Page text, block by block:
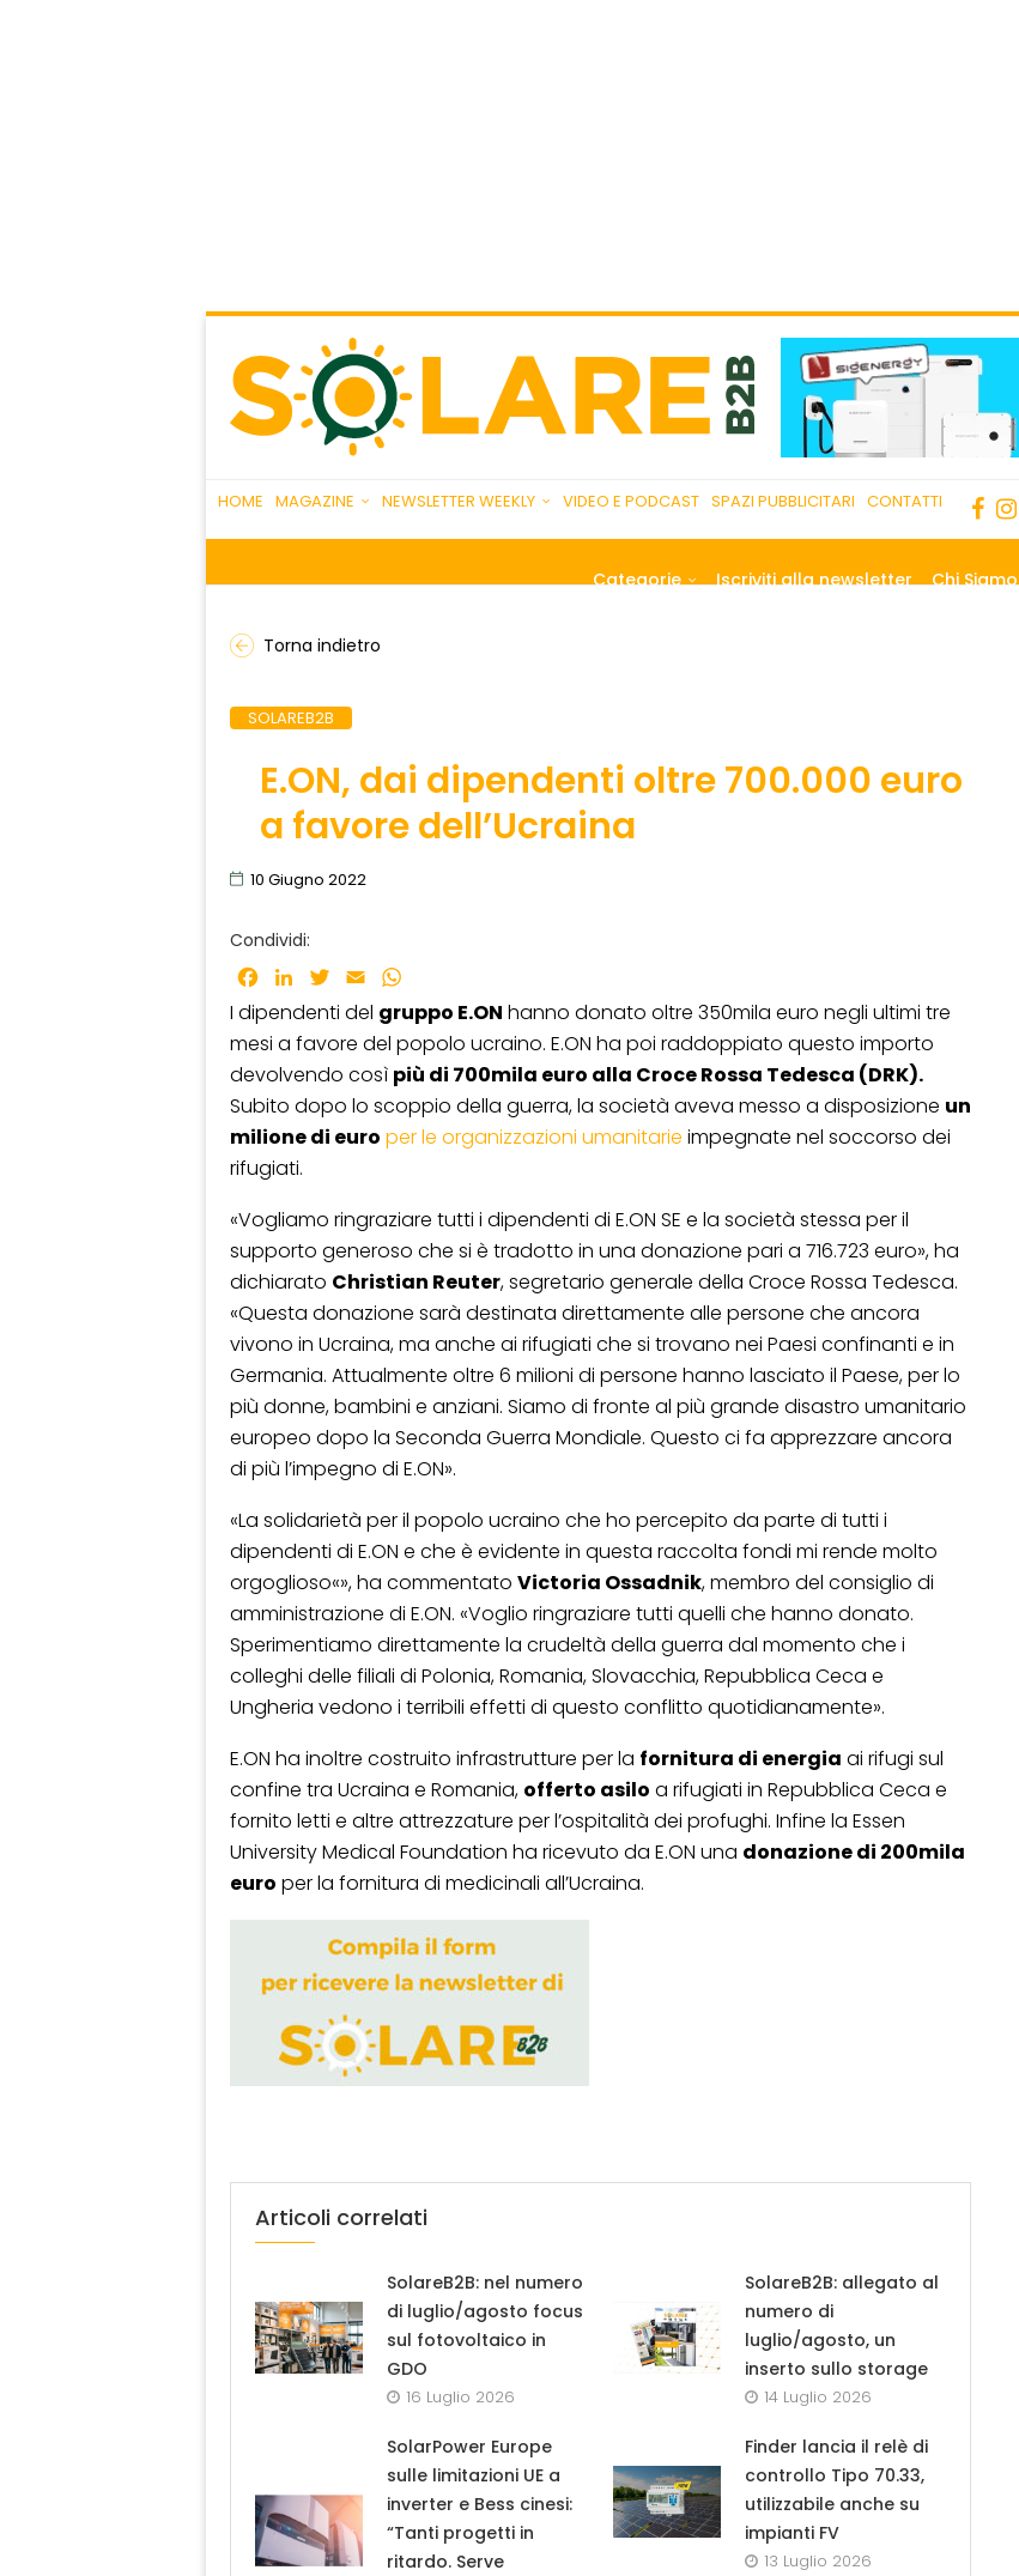
HOME MAGAZINE NEWSLETTER WEEKLY VIDEO E PODCAST SPAZI PUBBLICITARI CONTATTI
Categorie Iscriviti alla newsletter Chi Siamo
Torna indietro
SOLAREB2B
E.ON, dai dipendenti oltre 700.000 euro
a favore dell’Ucraina
10 Giugno 2022
Condividi:
Facebook
LinkedInTwitter
Email
I dipendenti del gruppo E.ON hanno donato oltre 350mila euro negli ultimi tre
mesi a favore del popolo ucraino. E.ON ha poi raddoppiato questo importo
devolvendo così più di 700mila euro alla Croce Rossa Tedesca (DRK).
Subito dopo lo scoppio della guerra, la società aveva messo a disposizione un
milione di euro per le organizzazioni umanitarie impegnate nel soccorso dei
rifugiati.
«Vogliamo ringraziare tutti i dipendenti di E.ON SE e la società stessa per il
supporto generoso che si è tradotto in una donazione pari a 716.723 euro», ha
dichiarato Christian Reuter, segretario generale della Croce Rossa Tedesca.
«Questa donazione sarà destinata direttamente alle persone che ancora
vivono in Ucraina, ma anche ai rifugiati che si trovano nei Paesi confinanti e in
Germania. Attualmente oltre 6 milioni di persone hanno lasciato il Paese, per lo
più donne, bambini e anziani. Siamo di fronte al più grande disastro umanitario
europeo dopo la Seconda Guerra Mondiale. Questo ci fa apprezzare ancora
di più l’impegno di E.ON».
«La solidarietà per il popolo ucraino che ho percepito da parte di tutti i
dipendenti di E.ON e che è evidente in questa raccolta fondi mi rende molto
orgoglioso«», ha commentato Victoria Ossadnik, membro del consiglio di
amministrazione di E.ON. «Voglio ringraziare tutti quelli che hanno donato.
Sperimentiamo direttamente la crudeltà della guerra dal momento che i
colleghi delle filiali di Polonia, Romania, Slovacchia, Repubblica Ceca e
Ungheria vedono i terribili effetti di questo conflitto quotidianamente».
E.ON ha inoltre costruito infrastrutture per la fornitura di energia ai rifugi sul
confine tra Ucraina e Romania, offerto asilo a rifugiati in Repubblica Ceca e
fornito letti e altre attrezzature per l’ospitalità dei profughi. Infine la Essen
University Medical Foundation ha ricevuto da E.ON una donazione di 200mila
euro per la fornitura di medicinali all’Ucraina.
Articoli correlati
SolareB2B: nel numero
di luglio/agosto focus
sul fotovoltaico in
GDO
16 Luglio 2026
SolareB2B: allegato al
numero di
luglio/agosto, un
inserto sullo storage
14 Luglio 2026
SolarPower Europe
sulle limitazioni UE a
inverter e Bess cinesi:
“Tanti progetti in
ritardo. Serve
Finder lancia il relè di
controllo Tipo 70.33,
utilizzabile anche su
impianti FV
13 Luglio 2026